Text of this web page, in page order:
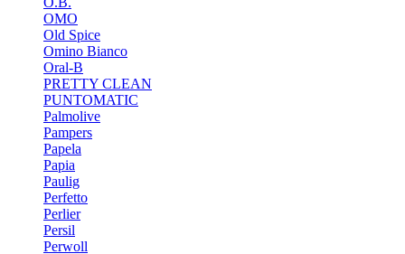
OMO
Old Spice
Omino Bianco
Oral-B
PRETTY CLEAN
PUNTOMATIC
Palmolive
Pampers
Papela
Papia
Paulig
Perfetto
Perlier
Persil
Perwoll